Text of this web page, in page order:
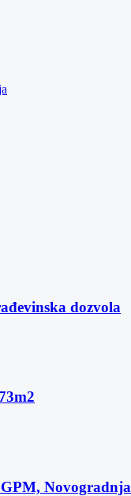
dozvola
Novogradnja